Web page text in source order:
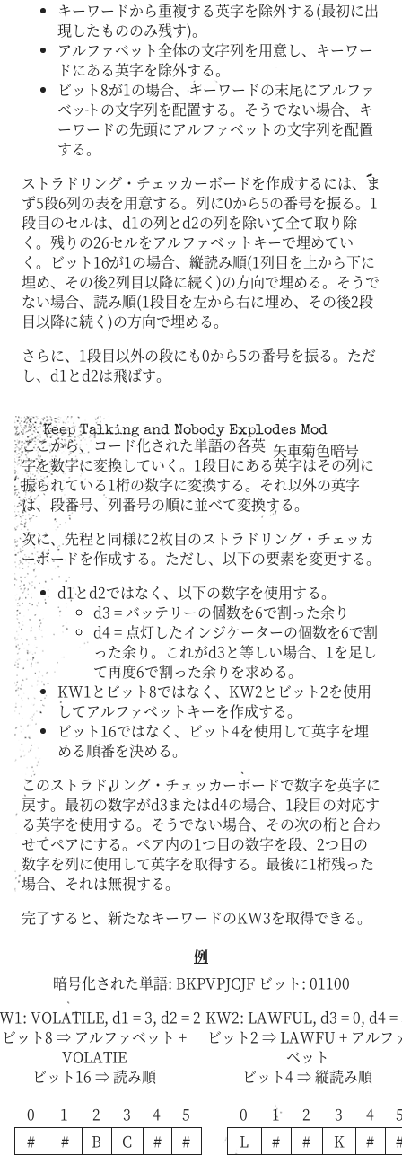
キーワードから重複する英字を除外する(最初に出
現したもののみ残す)。
アルファベット全体の文字列を用意し、キーワー
ドにある英字を除外する。
ビット8が1の場合、キーワードの末尾にアルファ
ベットの文字列を配置する。そうでない場合、キ
ーワードの先頭にアルファベットの文字列を配置
する。
ストラドリング・チェッカーボードを作成するには、ま
ず5段6列の表を用意する。列に0から5の番号を振る。1
段目のセルは、d1の列とd2の列を除いて全て取り除
く。残りの26セルをアルファベットキーで埋めてい
く。ビット16が1の場合、縦読み順(1列目を上から下に
埋め、その後2列目以降に続く)の方向で埋める。そうで
ない場合、読み順(1段目を左から右に埋め、その後2段
目以降に続く)の方向で埋める。
さらに、1段目以外の段にも0から5の番号を振る。ただ
し、d1とd2は飛ばす。
Keep Talking and Nobody Explodes Mod
矢車菊色暗号
ここから、コード化された単語の各英
字を数字に変換していく。1段目にある英字はその列に
振られている1桁の数字に変換する。それ以外の英字
は、段番号、列番号の順に並べて変換する。
次に、先程と同様に2枚目のストラドリング・チェッカ
ーボードを作成する。ただし、以下の要素を変更する。
d1とd2ではなく、以下の数字を使用する。
d3 = バッテリーの個数を6で割った余り
d4 = 点灯したインジケーターの個数を6で割
った余り。これがd3と等しい場合、1を足し
て再度6で割った余りを求める。
KW1とビット8ではなく、KW2とビット2を使用
してアルファベットキーを作成する。
ビット16ではなく、ビット4を使用して英字を埋
める順番を決める。
このストラドリング・チェッカーボードで数字を英字に
戻す。最初の数字がd3またはd4の場合、1段目の対応す
る英字を使用する。そうでない場合、その次の桁と合わ
せてペアにする。ペア内の1つ目の数字を段、2つ目の
数字を列に使用して英字を取得する。最後に1桁残った
場合、それは無視する。
完了すると、新たなキーワードのKW3を取得できる。
例
暗号化された単語: BKPVPJCJF ビット: 01100
VOLATILE, d1 = 3, d2 = 2
ビット8 ⇒ アルファベット +
VOLATIE
ビット16 ⇒ 読み順
0
1 2 3 4
5
#
# B C # #
KW2: LAWFUL, d3 = 0, d4 =
ビット2 ⇒ LAWFU + アルフ
ベット
ビット4 ⇒ 縦読み順
0
1 2 3 4
L
# # K #